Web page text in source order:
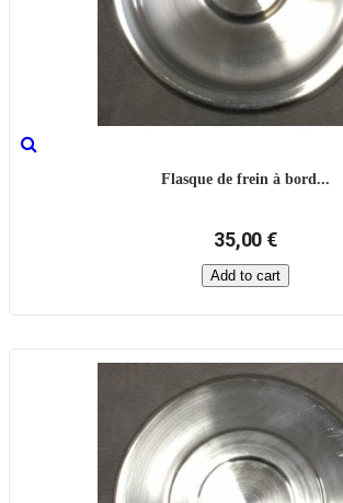
Flasque de frein à bord...
35,00 €
Add to cart